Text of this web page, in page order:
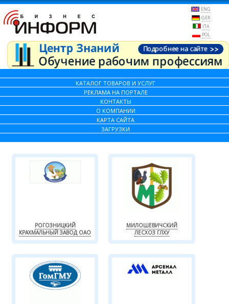
ENG
GER
ITA
POL
КАТАЛОГ ТОВАРОВ И УСЛУГ
РЕКЛАМА НА ПОРТАЛЕ
КОНТАКТЫ
О КОМПАНИИ
КАРТА САЙТА
ЗАГРУЗКИ
РОГОЗНИЦКИЙ
КРАХМАЛЬНЫЙ ЗАВОД ОАО
МИЛОШЕВИЧСКИЙ
ЛЕСХОЗ ГЛХУ